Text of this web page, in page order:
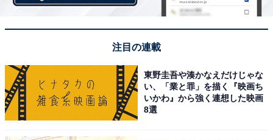
注目の連載
東野圭吾や湊かなえだけじゃな
い、「業と罪」を描く『映画ち
いかわ』から強く連想した映画
8選